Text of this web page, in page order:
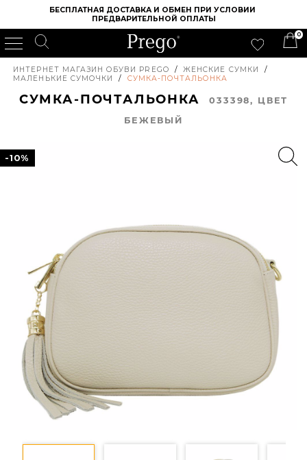
БЕСПЛАТНАЯ ДОСТАВКА И ОБМЕН ПРИ УСЛОВИИ
ПРЕДВАРИТЕЛЬНОЙ ОПЛАТЫ
0
ИНТЕРНЕТ МАГАЗИН ОБУВИ PREGO / ЖЕНСКИЕ СУМКИ
/
МАЛЕНЬКИЕ СУМОЧКИ
/ СУМКА-ПОЧТАЛЬОНКА
СУМКА-ПОЧТАЛЬОНКА033398, ЦВЕТ
БЕЖЕВЫЙ
-10%